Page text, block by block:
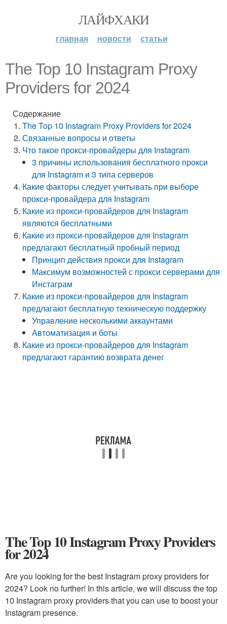
ЛАЙФХАКИ
главная новости статьи
The Top 10 Instagram Proxy
Providers for 2024
Содержание
The Top 10 Instagram Proxy Providers for 2024
Связанные вопросы и ответы
Что такое прокси-провайдеры для Instagram
3 причины использования бесплатного прокси
для Instagram и 3 типа серверов
Какие факторы следует учитывать при выборе
прокси-провайдера для Instagram
Какие из прокси-провайдеров для Instagram
являются бесплатными
Какие из прокси-провайдеров для Instagram
предлагают бесплатный пробный период
Принцип действия прокси для Instagram
Максимум возможностей с прокси серверами для
Инстаграм
Какие из прокси-провайдеров для Instagram
предлагают бесплатную техническую поддержку
Управление несколькими аккаунтами
Автоматизация и боты
Какие из прокси-провайдеров для Instagram
предлагают гарантию возврата денег
The Top 10 Instagram Proxy Providers
for 2024
Are you looking for the best Instagram proxy providers for
2024? Look no further! In this article, we will discuss the top
10 Instagram proxy providers that you can use to boost your
Instagram presence.